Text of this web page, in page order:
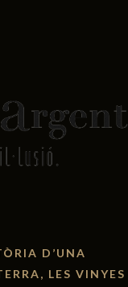
D’UNA
LES VINYES